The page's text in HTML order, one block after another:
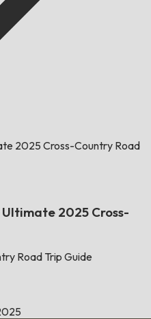
2025 Cross-Country Road
2025 Cross-
Road Trip Guide